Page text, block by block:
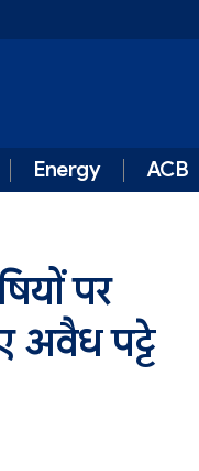
Energy ACB
पर
अवैध पट्टे